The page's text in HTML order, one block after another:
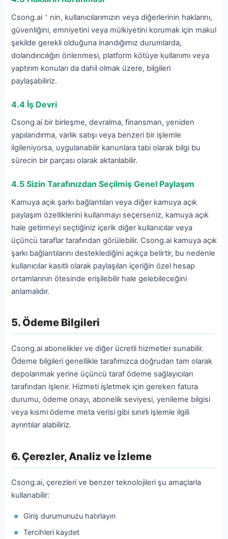
Csong.ai＇nin, kullanıcılarımızın veya diğerlerinin haklarını,
güvenliğini, emniyetini veya mülkiyetini korumak için makul
şekilde gerekli olduğuna inandığımız durumlarda,
dolandırıcılığın önlenmesi, platform kötüye kullanımı veya
yaptırım konuları da dahil olmak üzere, bilgileri
paylaşabiliriz.
4.4 İş Devri
Csong.ai bir birleşme, devralma, finansman, yeniden
yapılandırma, varlık satışı veya benzeri bir işlemle
ilgileniyorsa, uygulanabilir kanunlara tabi olarak bilgi bu
sürecin bir parçası olarak aktarılabilir.
4.5 Sizin Tarafınızdan Seçilmiş Genel Paylaşım
Kamuya açık şarkı bağlantıları veya diğer kamuya açık
paylaşım özelliklerini kullanmayı seçerseniz, kamuya açık
hale getirmeyi seçtiğiniz içerik diğer kullanıcılar veya
üçüncü taraflar tarafından görülebilir. Csong.ai kamuya açık
şarkı bağlantılarını desteklediğini açıkça belirtir, bu nedenle
kullanıcılar kasıtlı olarak paylaşılan içeriğin özel hesap
ortamlarının ötesinde erişilebilir hale gelebileceğini
anlamalıdır.
5. Ödeme Bilgileri
Csong.ai abonelikler ve diğer ücretli hizmetler sunabilir.
Ödeme bilgileri genellikle tarafımızca doğrudan tam olarak
depolanmak yerine üçüncü taraf ödeme sağlayıcıları
tarafından işlenir. Hizmeti işletmek için gereken fatura
durumu, ödeme onayı, abonelik seviyesi, yenileme bilgisi
veya kısmi ödeme meta verisi gibi sınırlı işlemle ilgili
ayrıntılar alabiliriz.
6. Çerezler, Analiz ve İzleme
Csong.ai, çerezleri ve benzer teknolojileri şu amaçlarla
kullanabilir:
Giriş durumunuzu hatırlayın
Tercihleri kaydet